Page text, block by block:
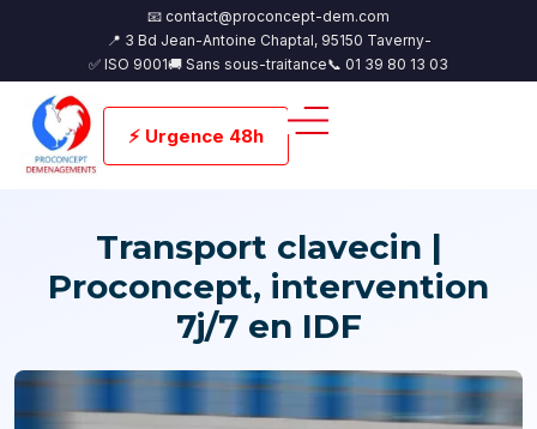
📧 contact@proconcept-dem.com
📍 3 Bd Jean-Antoine Chaptal, 95150 Taverny-
✅ ISO 9001🚚 Sans sous-traitance📞 01 39 80 13 03
⚡ Urgence 48h
Transport clavecin |
Proconcept, intervention
7j/7 en IDF